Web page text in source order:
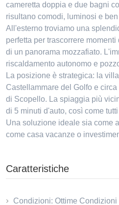
cameretta doppia e due bagni
risultano comodi, luminosi e
All'esterno troviamo una
perfetta per trascorrere
di un panorama mozzafiato.
riscaldamento autonomo e
La posizione è strategica: la
Castellammare del Golfo e
di Scopello. La spiaggia più
di 5 minuti d'auto, così come
Una soluzione ideale sia come
come casa vacanze o
Caratteristiche
Condizioni: Ottime Condizioni